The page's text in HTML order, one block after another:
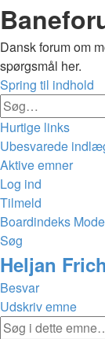
Dansk forum om
spørgsmål her.
Spring til indhold
Hurtige links
Ubesvarede
Aktive emner
Log ind
Tilmeld
Boardindeks
Søg
Heljan
Besvar
Udskriv emne